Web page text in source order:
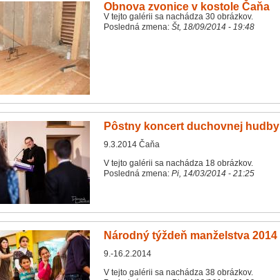
Obnova zvonice v kostole Čaňa
V tejto galérii sa nachádza 30 obrázkov.
Posledná zmena: Št, 18/09/2014 - 19:48
Pôstny koncert duchovnej hudby
9.3.2014 Čaňa
V tejto galérii sa nachádza 18 obrázkov.
Posledná zmena: Pi, 14/03/2014 - 21:25
Národný týždeň manželstva 2014
9.-16.2.2014
V tejto galérii sa nachádza 38 obrázkov.